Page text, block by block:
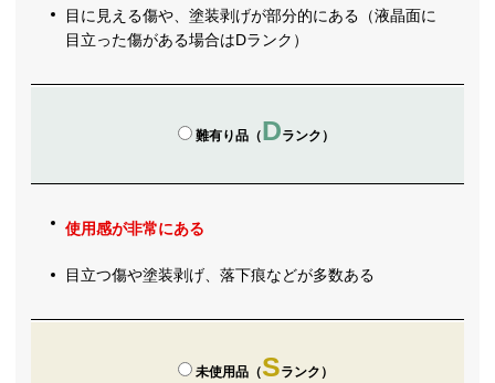
目に見える傷や、塗装剥げが部分的にある（液晶面に
目立った傷がある場合はDランク）
難有り品（Dランク）
使用感が非常にある
目立つ傷や塗装剥げ、落下痕などが多数ある
未使用品（Sランク）